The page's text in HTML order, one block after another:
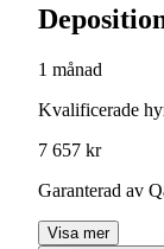
1 månad
Kvalificerade
7 657 kr
Garanterad av
Visa mer